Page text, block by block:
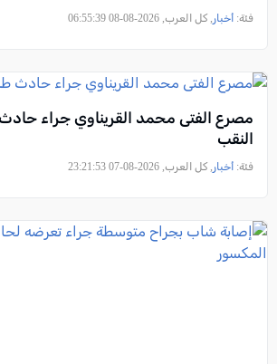
فئة: أخبار , كل العرب, 2026-08-08 06:55:39
مصرع الفتى محمد القريناوي جراء
النقب
فئة: أخبار , كل العرب, 2026-08-07 23:21:53